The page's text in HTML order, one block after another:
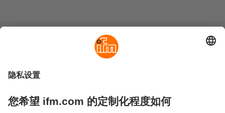
地点 (EN)
隐私政策
易福门电子(上海)有限公司
上海市浦东新区